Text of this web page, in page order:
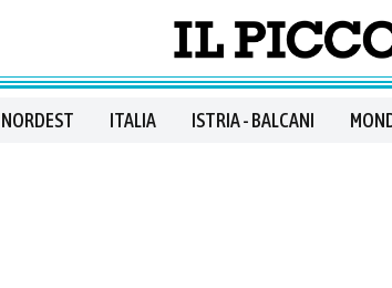
NORDEST ITALIA ISTRIA - BALCANI